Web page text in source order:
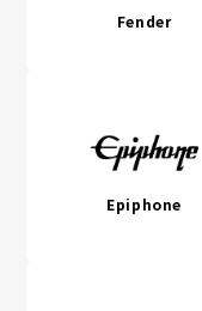
Fender
Epiphone